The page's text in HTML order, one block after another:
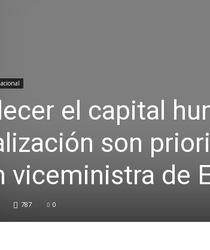
el capital
son
viceministra de
787 0